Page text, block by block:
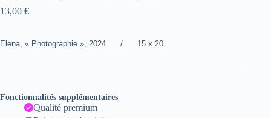
13,00 €
Elena, « Photographie », 2024 / 15 x 20
Fonctionnalités supplémentaires
Qualité premium